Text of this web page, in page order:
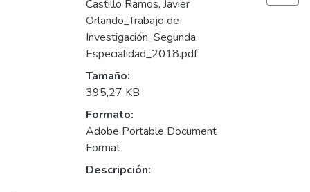
Castillo Ramos, Javier
Orlando_Trabajo de
Investigación_Segunda
Especialidad_2018.pdf
Tamaño:
395,27 KB
Formato:
Adobe Portable Document
Format
Descripción: